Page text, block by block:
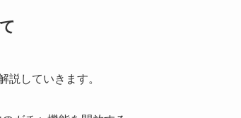
していきます。